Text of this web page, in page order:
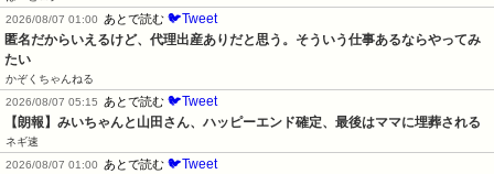
2026/08/07 01:00
あとで読む 🐦Tweet
匿名だからいえるけど、代理出産ありだと思う。そういう仕事あるならやってみ
たい
かぞくちゃんねる
2026/08/07 05:15
あとで読む 🐦Tweet
【朗報】みいちゃんと山田さん、ハッピーエンド確定、最後はママに埋葬される
ネギ速
2026/08/07 01:00
あとで読む 🐦Tweet